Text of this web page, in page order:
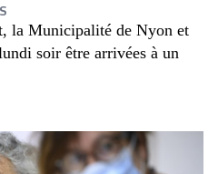
la Municipalité de Nyon et
soir être arrivées à un